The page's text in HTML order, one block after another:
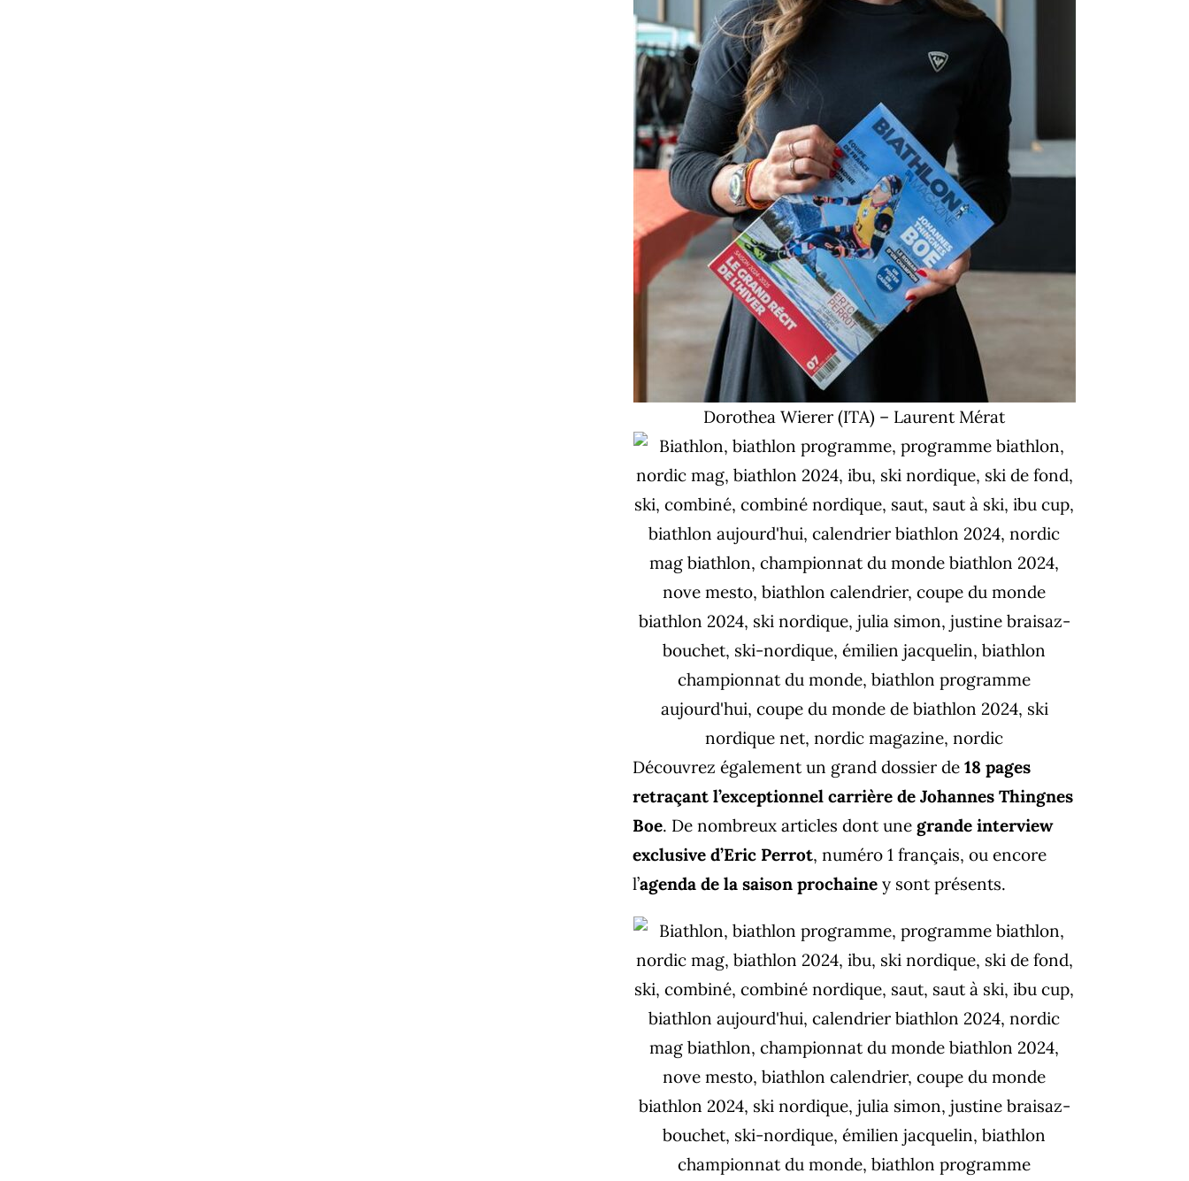
Dorothea Wierer (ITA) – Laurent Mérat
Découvrez également un grand dossier de 18 pages
retraçant l’exceptionnel carrière de Johannes Thingnes
Boe. De nombreux articles dont une grande interview
exclusive d’Eric Perrot, numéro 1 français, ou encore
l’agenda de la saison prochaine y sont présents.